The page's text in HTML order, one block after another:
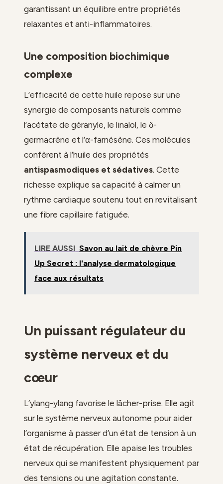
garantissant un équilibre entre propriétés
relaxantes et anti-inflammatoires.
Une composition biochimique
complexe
L’efficacité de cette huile repose sur une
synergie de composants naturels comme
l’acétate de géranyle, le linalol, le δ-
germacrène et l’α-farnésène. Ces molécules
confèrent à l’huile des propriétés
antispasmodiques et sédatives. Cette
richesse explique sa capacité à calmer un
rythme cardiaque soutenu tout en revitalisant
une fibre capillaire fatiguée.
LIRE AUSSI Savon au lait de chèvre Pin
Up Secret : l'analyse dermatologique
face aux résultats
Un puissant régulateur du
système nerveux et du
cœur
L’ylang-ylang favorise le lâcher-prise. Elle agit
sur le système nerveux autonome pour aider
l’organisme à passer d’un état de tension à un
état de récupération. Elle apaise les troubles
nerveux qui se manifestent physiquement par
des tensions ou une agitation constante.